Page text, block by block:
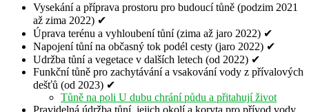
Vysekání a příprava prostoru pro budoucí tůně (podzim 2021
až zima 2022) ✔
Úprava terénu a vyhloubení tůní (zima až jaro 2022) ✔
Napojení tůní na občasný tok podél cesty (jaro 2022) ✔
Udržba tůní a vegetace v dalších letech (od 2022) ✔
Funkční tůně pro zachytávání a vsakování vody z přívalových
dešťů (od 2023) ✔
Tůně na poli U dubu chrání půdu a přitahují život
Pravidelná údržba tůní, jejich okolí a koryta pro přívod vody